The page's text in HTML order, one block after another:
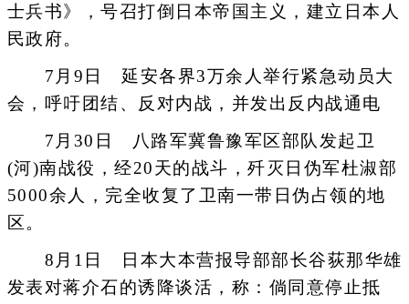
士兵书》，号召打倒日本帝国主义，建立日本人
民政府。
7月9日 延安各界3万余人举行紧急动员大
会，呼吁团结、反对内战，并发出反内战通电
7月30日 八路军冀鲁豫军区部队发起卫
(河)南战役，经20天的战斗，歼灭日伪军杜淑部
5000余人，完全收复了卫南一带日伪占领的地
区。
8月1日 日本大本营报导部部长谷荻那华雄
发表对蒋介石的诱降谈活，称：倘同意停止抵